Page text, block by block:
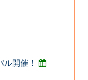
開催！